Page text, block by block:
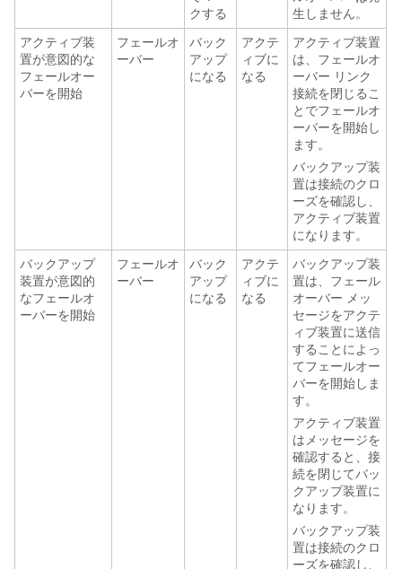
クする
生しません。
アクティブ装
置が意図的な
フェールオー
バーを開始
フェールオ
ーバー
バック
アップ
になる
アクテ
ィブに
なる
アクティブ装置
は、フェールオ
ーバー リンク
接続を閉じるこ
とでフェールオ
ーバーを開始し
ます。
バックアップ装
置は接続のクロ
ーズを確認し、
アクティブ装置
になります。
バックアップ
装置が意図的
なフェールオ
ーバーを開始
フェールオ
ーバー
バック
アップ
になる
アクテ
ィブに
なる
バックアップ装
置は、フェール
オーバー メッ
セージをアクテ
ィブ装置に送信
することによっ
てフェールオー
バーを開始しま
す。
アクティブ装置
はメッセージを
確認すると、接
続を閉じてバッ
クアップ装置に
なります。
バックアップ装
置は接続のクロ
ーズを確認し、